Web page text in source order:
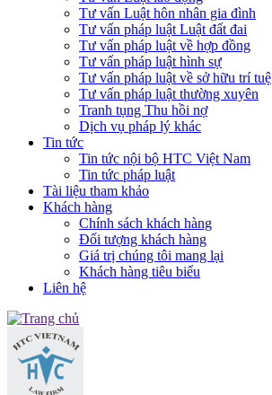
Tư vấn Luật hôn nhân gia đình
Tư vấn pháp luật Luật đất đai
Tư vấn pháp luật về hợp đồng
Tư vấn pháp luật hình sự
Tư vấn pháp luật về sở hữu trí tuệ
Tư vấn pháp luật thường xuyên
Tranh tụng Thu hồi nợ
Dịch vụ pháp lý khác
Tin tức
Tin tức nội bộ HTC Việt Nam
Tin tức pháp luật
Tài liệu tham khảo
Khách hàng
Chính sách khách hàng
Đối tượng khách hàng
Giá trị chúng tôi mang lại
Khách hàng tiêu biểu
Liên hệ